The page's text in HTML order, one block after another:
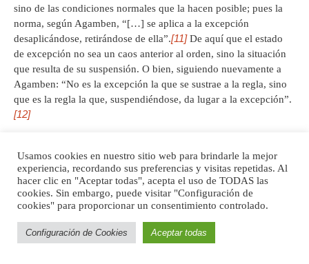
sino de las condiciones normales que la hacen posible; pues la
norma, según Agamben, “[…] se aplica a la excepción
desaplicándose, retirándose de ella”.[11]De aquí que el estado
de excepción no sea un caos anterior al orden, sino la situación
que resulta de su suspensión. O bien, siguiendo nuevamente a
Agamben: “No es la excepción la que se sustrae a la regla, sino
que es la regla la que, suspendiéndose, da lugar a la excepción”.
[12]
toda norma requiere que las condiciones de vida a las cuales se
aplica efectivamente y quedan sometidas a su regulación
normativa, tengan una configuración normal. Pero la situación
actual no es normal. Ahora bien, ¿quién decide si la situación es
garantiza? Tanto para Carl Schmitt[13]como para Agamben,
Usamos cookies en nuestro sitio web para brindarle la mejor
experiencia, recordando sus preferencias y visitas repetidas. Al
hacer clic en "Aceptar todas", acepta el uso de TODAS las
cookies. Sin embargo, puede visitar "Configuración de
cookies" para proporcionar un consentimiento controlado.
Configuración de Cookies Aceptar todas